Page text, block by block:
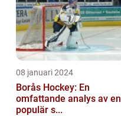
08 januari 2024
Borås Hockey: En
omfattande analys av en
populär s...